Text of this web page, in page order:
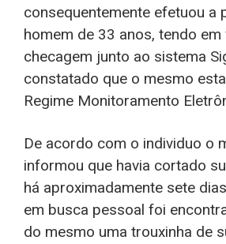
consequentemente efetuou a
homem de 33 anos, tendo
checagem junto ao sistema
constatado que o mesmo
Regime Monitoramento
De acordo com o individuo o
informou que havia cortado
há aproximadamente sete
em busca pessoal foi
do mesmo uma trouxinha de